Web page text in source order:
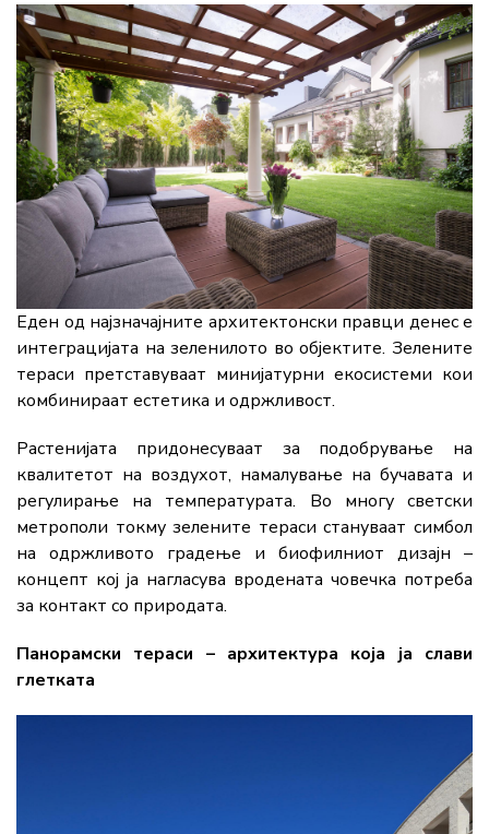
Еден од најзначајните архитектонски правци денес е
интеграцијата на зеленилото во објектите. Зелените
тераси претставуваат минијатурни екосистеми кои
комбинираат естетика и одржливост.
Растенијата придонесуваат за подобрување на
квалитетот на воздухот, намалување на бучавата и
регулирање на температурата. Во многу светски
метрополи токму зелените тераси стануваат симбол
на одржливото градење и биофилниот дизајн –
концепт кој ја нагласува вродената човечка потреба
за контакт со природата.
Панорамски тераси – архитектура која ја слави
глетката